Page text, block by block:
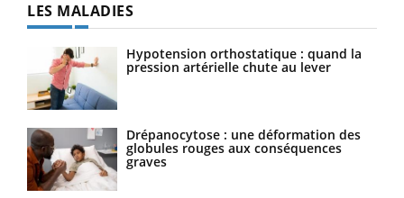
LES MALADIES
Hypotension orthostatique : quand la
pression artérielle chute au lever
Drépanocytose : une déformation des
globules rouges aux conséquences
graves